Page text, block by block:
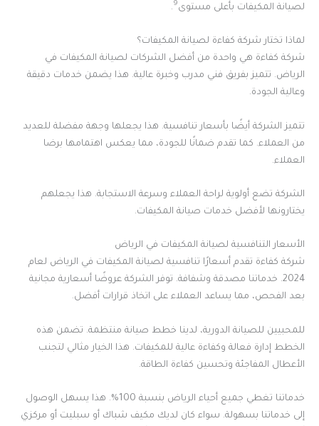
لصيانة المكيفات بأعلى مستوى9
.
لماذا تختار شركة كفاءة لصيانة المكيفات؟
شركة كفاءة هي واحدة من أفضل الشركات لصيانة المكيفات في
الرياض. تتميز بفريق فني مدرب وخبرة عالية. هذا يضمن خدمات دقيقة
وعالية الجودة.
تتميز الشركة أيضًا بأسعار تنافسية. هذا يجعلها وجهة مفضلة للعديد
من العملاء. كما تقدم ضمانًا للجودة، مما يعكس اهتمامها برضا
العملاء.
الشركة تضع أولوية لراحة العملاء وسرعة الاستجابة. هذا يجعلهم
يختارونها لأفضل خدمات صيانة المكيفات.
الأسعار التنافسية لصيانة المكيفات في الرياض
شركة كفاءة تقدم أسعارًا تنافسية لصيانة المكيفات في الرياض لعام
2024. خدماتنا مصدقة وشفافة. توفر الشركة عروضًا أسعارية مجانية
بعد الفحص، مما يساعد العملاء على اتخاذ قرارات أفضل.
للمحبيين للصيانة الدورية، لدينا خطط صيانة منتظمة. تضمن هذه
الخطط إدارة فعالة وكفاءة عالية للمكيفات. هذا الخيار مثالي لتجنب
الأعطال المفاجئة وتحسين كفاءة الطاقة.
خدماتنا تغطي جميع أحياء الرياض بنسبة 100%. هذا يسهل الوصول
إلى خدماتنا بسهولة. سواء كان لديك مكيف شباك أو سبليت أو مركزي